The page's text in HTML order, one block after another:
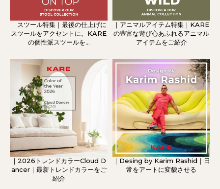
｜スツール特集｜最後の仕上げに
スツールをアクセントに。KARE
の個性派スツールを...
｜アニマルアイテム特集｜KARE
の豊富な遊び心あふれるアニマル
アイテムをご紹介
｜2026トレンドカラーCloud D
ancer｜最新トレンドカラーをご
紹介
｜Desing by Karim Rashid｜日
常をアートに変貌させる